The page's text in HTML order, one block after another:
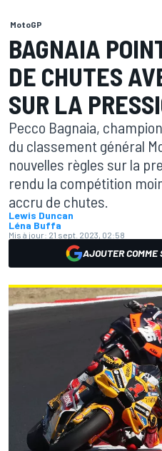
MotoGP
BAGNAIA
DE CHUTES
SUR LA
Pecco Bagnaia,
du classement général
nouvelles règles sur la
rendu la compétition
accru de chutes.
Lewis Duncan
Léna Buffa
Mis à jour: 21 sept. 2023, 02:58
AJOUTER COMME